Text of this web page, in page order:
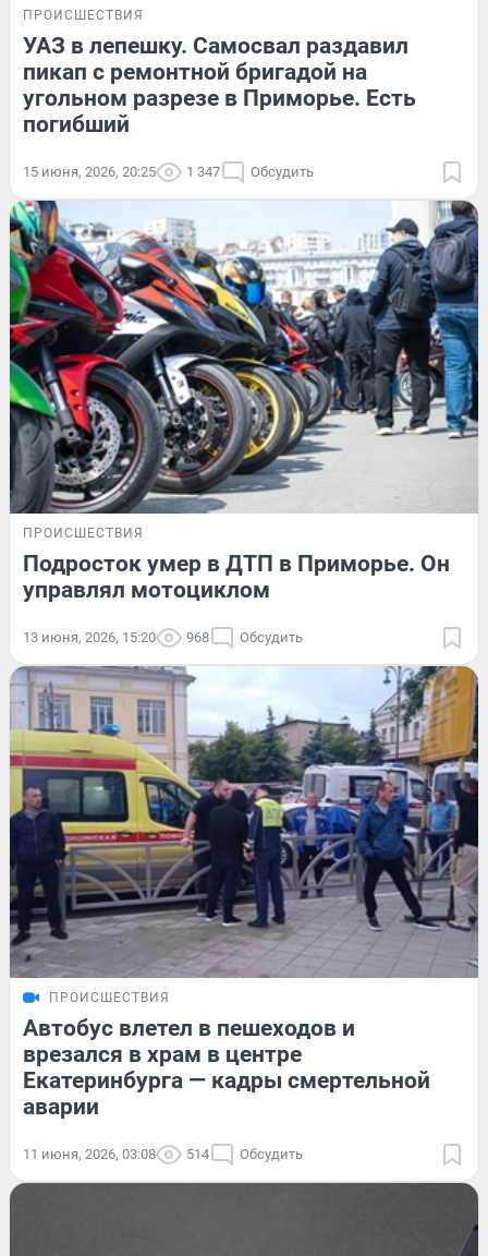
ПРОИСШЕСТВИЯ
УАЗ в лепешку. Самосвал раздавил
пикап с ремонтной бригадой на
угольном разрезе в Приморье. Есть
погибший
15 июня, 2026, 20:25 1 347 Обсудить
ПРОИСШЕСТВИЯ
Подросток умер в ДТП в Приморье. Он
управлял мотоциклом
13 июня, 2026, 15:20 968 Обсудить
ПРОИСШЕСТВИЯ
Автобус влетел в пешеходов и
врезался в храм в центре
Екатеринбурга — кадры смертельной
аварии
11 июня, 2026, 03:08 514 Обсудить